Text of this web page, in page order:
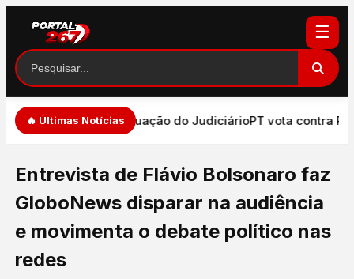
☰
🔥 Últimas Notícias
de expressão e atuação do JudiciárioPT vota contra
Entrevista de Flávio Bolsonaro faz
GloboNews disparar na audiência
e movimenta o debate político nas
redes